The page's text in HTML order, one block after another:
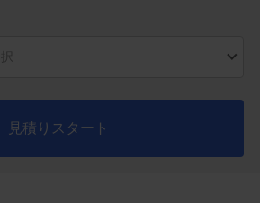
見積りスタート